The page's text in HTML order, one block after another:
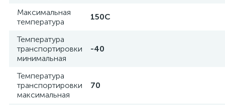
Максимальная
температура
150С
Температура
транспортировки
минимальная
-40
Температура
транспортировки
максимальная
70